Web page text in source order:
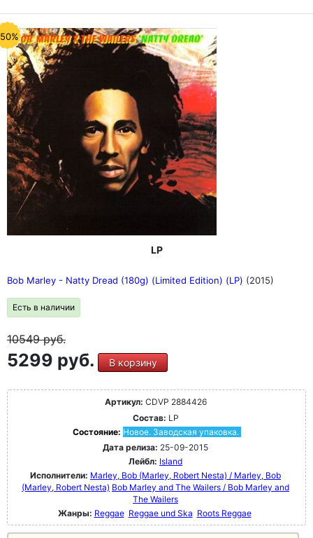
LP
Bob Marley - Natty Dread (180g) (Limited Edition) (LP) (2015)
Есть в наличии
10549руб.
5299 руб. В корзину
Артикул: CDVP 2884426
Состав: LP
Состояние: Новое. Заводская упаковка.
Дата релиза: 25-09-2015
Лейбл: Island
Исполнители: Marley, Bob (Marley, Robert Nesta) / Marley, Bob
(Marley, Robert Nesta) Bob Marley and The Wailers / Bob Marley and
The Wailers
Жанры: Reggae Reggae und Ska Roots Reggae